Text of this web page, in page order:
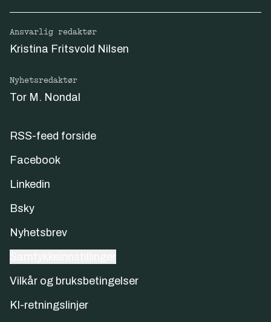
Ansvarlig redaktør
Kristina Fritsvold Nilsen
Nyhetsredaktør
Tor M. Nondal
RSS-feed forside
Facebook
Linkedin
Bsky
Nyhetsbrev
Vilkår og bruksbetingelser
KI-retningslinjer